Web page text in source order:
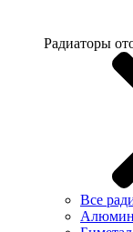
Радиаторы
Все